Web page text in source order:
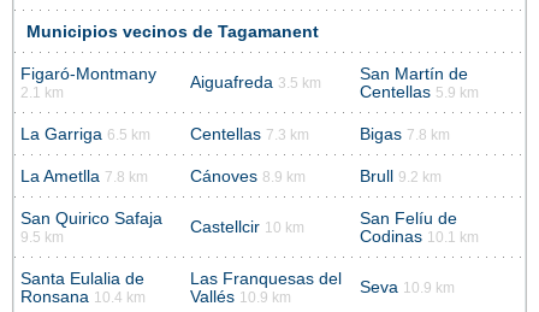
Municipios vecinos de Tagamanent
Figaró-Montmany
2.1 km
Aiguafreda 3.5 km
San Martín de
Centellas 5.9 km
La Garriga 6.5 km Centellas 7.3 km Bigas 7.8 km
La Ametlla 7.8 km Cánoves 8.9 km Brull 9.2 km
San Quirico Safaja
9.5 km
Castellcir 10 km
San Felíu de
Codinas 10.1 km
Santa Eulalia de
Ronsana 10.4 km
Las Franquesas del
Vallés 10.9 km
Seva 10.9 km